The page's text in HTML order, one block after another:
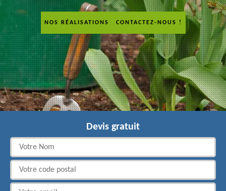
NOS RÉALISATIONS CONTACTEZ-NOUS !
Devis gratuit